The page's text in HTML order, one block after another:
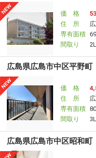
価 格
住 所
専有面積
間取り
広島県広島市中区平野町
価 格
住 所
専有面積
間取り
広島県広島市中区昭和町